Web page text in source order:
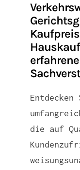
Entdecken
die auf